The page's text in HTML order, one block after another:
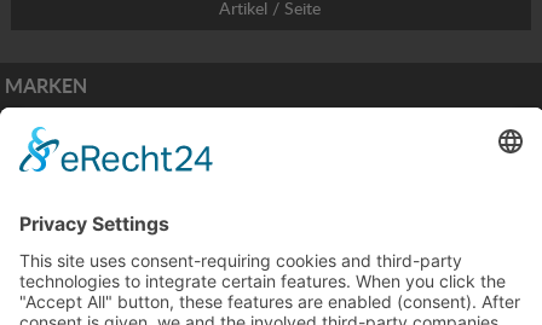
Artikel / Seite
MARKEN
ZAHLUNGSARTEN